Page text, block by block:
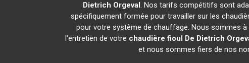
Dietrich Orgeval. Nos tarifs compétitifs sont
spécifiquement formée pour travailler sur les
pour votre système de chauffage. Nous sommes
l'entretien de votre chaudière fioul De Dietrich
et nous sommes fiers de nos